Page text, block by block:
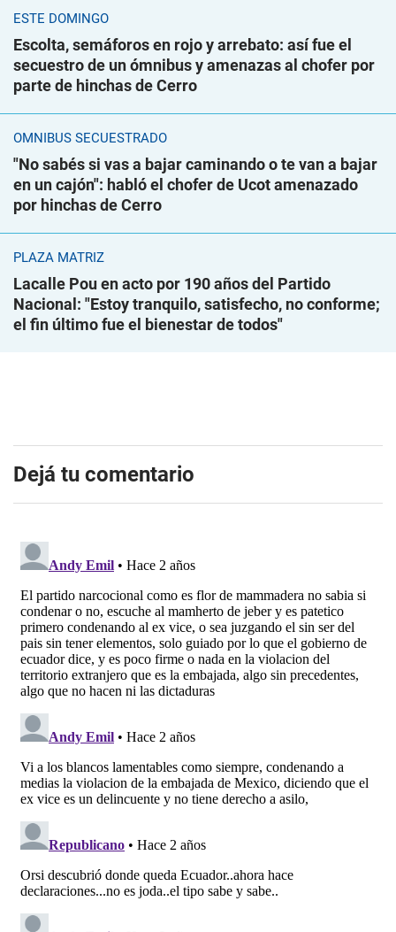
ESTE DOMINGO
Escolta, semáforos en rojo y arrebato: así fue el
secuestro de un ómnibus y amenazas al chofer por
parte de hinchas de Cerro
ÓMNIBUS SECUESTRADO
"No sabés si vas a bajar caminando o te van a bajar
en un cajón": habló el chofer de Ucot amenazado
por hinchas de Cerro
PLAZA MATRIZ
Lacalle Pou en acto por 190 años del Partido
Nacional: "Estoy tranquilo, satisfecho, no conforme;
el fin último fue el bienestar de todos"
Dejá tu comentario